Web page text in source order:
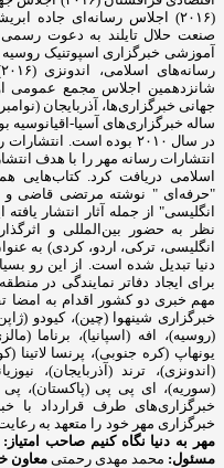
ساله خبرگزاری‌های آسیا-اقیانوسیه
انتشارات رسانه مهر را با هدف
اسلامی دریافت کرد. کتاب‌هایی
"حرفه‌ای " نوشته مرتضی قاضی و
انگلیسی" از جمله آثار انتشار
انگلیسی، ترکی، اردو، کردی) به
دنیا تبدیل شده است. از این رو
برای ایجاد دفاتر نمایندگی در
مهم خبری دو کشور اقدام به امضا
خبرگزاری شینهوا (چین)، کیودو
(روسیه)، افه (اسپانیا)، برناما
یونهاپ (کره جنوبی)، پرنسا لاتینا
(اندونزی)، ترند (آذربایجان)،
(سوریه)، ای پی پی (پاکستان)، پی
خبرگزاری‌های طرف قرارداد با
خبرگزاری مهر خود را متعهد به
مهر به دنیا نگاه کنیم صاحب امتیاز:
مسئول: محمد مهدی رحمتی معاون